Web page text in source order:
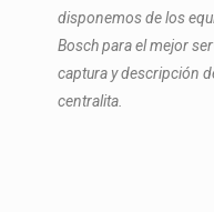
disponemos de los
Bosch para el mejor
captura y descripción
centralita.